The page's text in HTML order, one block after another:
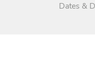
Dates &